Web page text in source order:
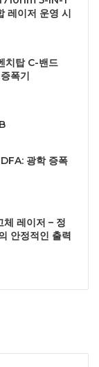
레이저 운영 시
치탑 C-밴드
폭기
광학 증폭
레이저 – 정
안정적인 출력